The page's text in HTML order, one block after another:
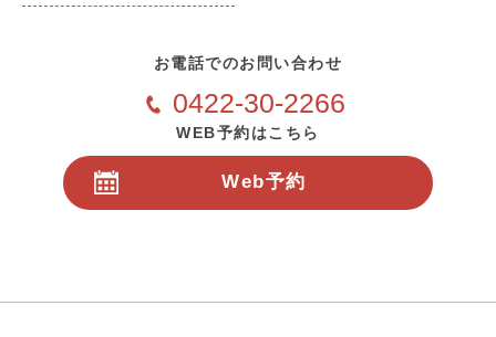
お電話でのお問い合わせ
0422-30-2266
WEB予約はこちら
Web予約